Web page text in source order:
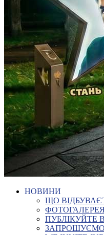
НОВИНИ
ЩО
ПУБЛІКУЙТЕ
ЗАПРОШУЄМО